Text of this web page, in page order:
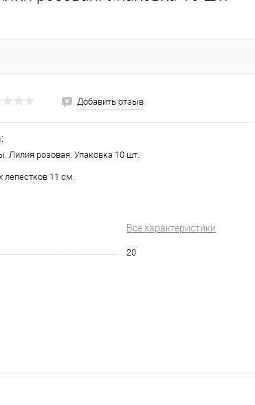
Добавить отзыв
Лилия розовая. Упаковка 10 шт.
лепестков 11 см.
Все характеристики
20